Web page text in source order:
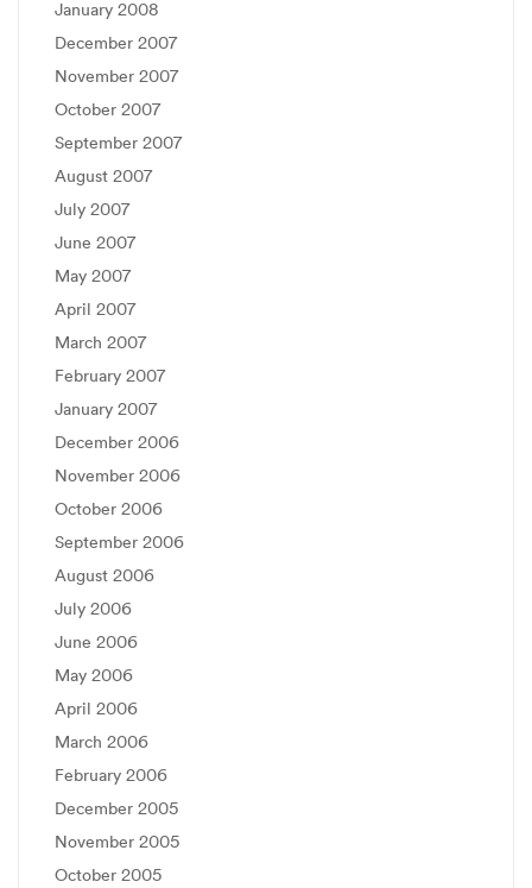
January 2008
December 2007
November 2007
October 2007
September 2007
August 2007
July 2007
June 2007
May 2007
April 2007
March 2007
February 2007
January 2007
December 2006
November 2006
October 2006
September 2006
August 2006
July 2006
June 2006
May 2006
April 2006
March 2006
February 2006
December 2005
November 2005
October 2005